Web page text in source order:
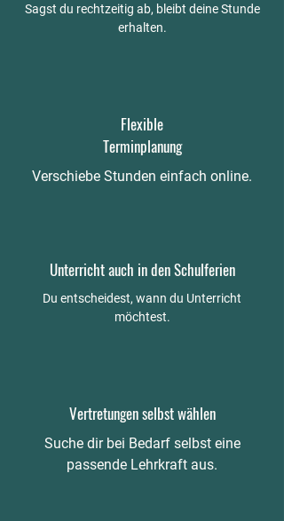
Sagst du rechtzeitig ab, bleibt deine Stunde
erhalten.
Flexible
Terminplanung
Verschiebe Stunden einfach online.
Unterricht auch in den Schulferien
Du entscheidest, wann du Unterricht
möchtest.
Vertretungen selbst wählen
Suche dir bei Bedarf selbst eine
passende Lehrkraft aus.